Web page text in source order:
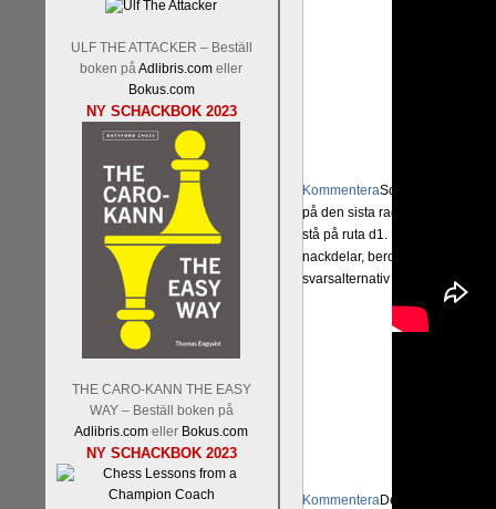
ULF THE ATTACKER – Beställ
boken påAdlibris.com eller
Bokus.com
NY SCHACKBOK 2023
THE CARO-KANN THE EASY
WAY – Beställ boken på
Adlibris.com eller Bokus.com
NY SCHACKBOK 2023
KommenteraSchacksnack har
på den sista raden, eller om du
stå på ruta d1. Det
nackdelar, beroende på hur
svarsalternativ 1 eller 2 i
KommenteraDen sjunde